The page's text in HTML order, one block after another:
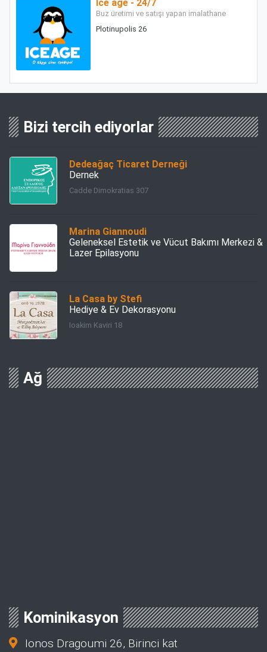
Ice age - 24/7
Buz üretimi ve satışı yapan imalathane
Plotinupolis 26
Bizi tercih ediyorlar
Dedeağaç Ticaret Derneği
Dernek
Cadde Dimokratias 307
Marina Giannoudi
Geleneksel Estetik ve Vücut Bakımı Merkezi &
Lazer Epilasyonu
La Casa by Stefi
Hediye & Ev Dekorasyonu
Ioakim Kaviri 18
Ağ
Kominikasyon
Ionos Dragoumi 26, Birinci kat